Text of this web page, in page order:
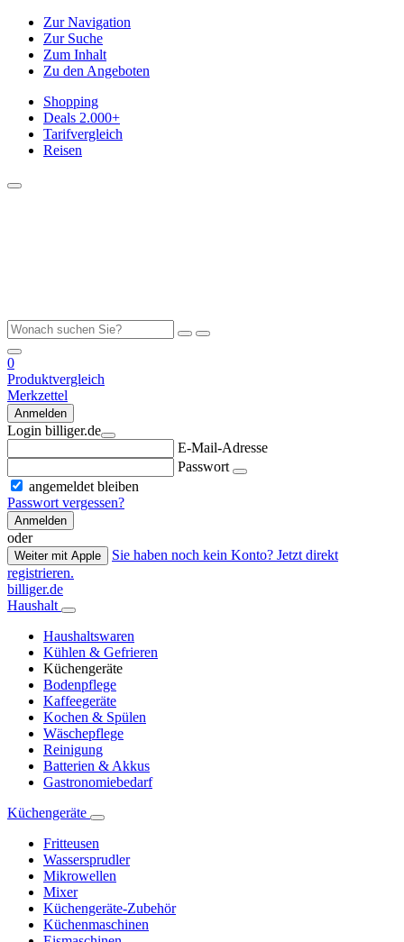
Zur Navigation
Zur Suche
Zum Inhalt
Zu den Angeboten
Shopping
Deals 2.000+
Tarifvergleich
Reisen
0
Produktvergleich
Merkzettel
Anmelden
Login billiger.de
E-Mail-Adresse
Passwort
angemeldet bleiben
Passwort vergessen?
Anmelden
oder
Weiter mit Apple
Sie haben noch kein Konto? Jetzt direkt
registrieren.
billiger.de
Haushalt
Haushaltswaren
Kühlen & Gefrieren
Küchengeräte
Bodenpflege
Kaffeegeräte
Kochen & Spülen
Wäschepflege
Reinigung
Batterien & Akkus
Gastronomiebedarf
Küchengeräte
Fritteusen
Wassersprudler
Mikrowellen
Mixer
Küchengeräte-Zubehör
Küchenmaschinen